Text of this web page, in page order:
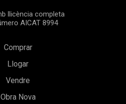
llicència completa
AICAT 8994
Comprar
Llogar
Vendre
Obra NovaAcceptar totes